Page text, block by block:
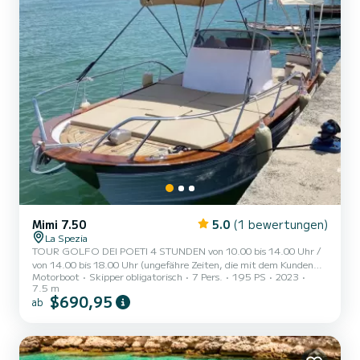
Mimi 7.50 5.0 (1 bewertungen)
La Spezia
TOUR GOLFO DEI POETI 4 STUNDEN von 10.00 bis 14.00 Uhr /
von 14.00 bis 18.00 Uhr (ungefähre Zeiten, die mit dem Kunden
vereinbart werden müssen) AD MAIORA, ein typisches italienisches
Gozzo mit allem Komfort, um Ihnen ein einzigartiges und
unvergessliches Erlebnis zu bieten. Neues Boot in seiner zweiten
Stereoanlage, Badeleiter, Kabine mit Bett, Bad und großem Tisch
Motorboot Skipper obligatorisch 7 Pers. 195 PS
2023
7.5 m
ab $690,95